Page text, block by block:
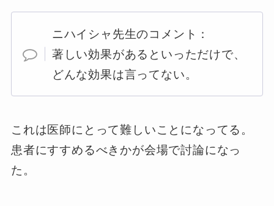
ニハイシャ先生のコメント：
著しい効果があるといっただけで、
どんな効果は言ってない。
これは医師にとって難しいことになってる。
患者にすすめるべきかが会場で討論になっ
た。